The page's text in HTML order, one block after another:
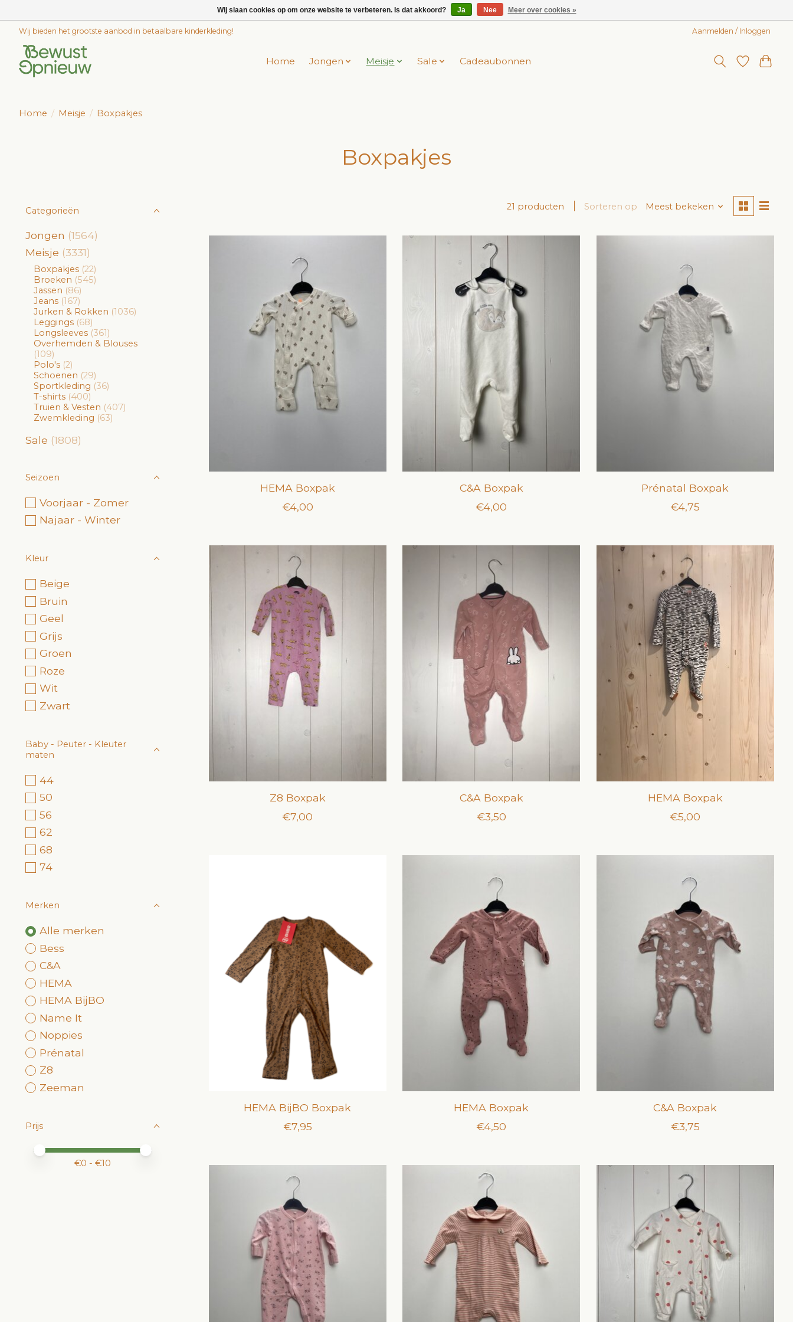
Wij bieden het grootste aanbod in betaalbare kinderkleding! Aanmelden / Inloggen
Home Jongen Meisje Sale Cadeaubonnen
Home / Meisje / Boxpakjes
Boxpakjes
Categorieën
Jongen (1564)
Meisje (3331)
Boxpakjes (22)
Broeken (545)
Jassen (86)
Jeans (167)
Jurken & Rokken (1036)
Leggings (68)
Longsleeves (361)
Overhemden & Blouses
(109)
Polo's (2)
Schoenen (29)
Sportkleding (36)
T-shirts (400)
Truien & Vesten (407)
Zwemkleding (63)
Sale (1808)
Seizoen
Voorjaar - Zomer
Najaar - Winter
Kleur
Beige
Bruin
Geel
Grijs
Groen
Roze
Wit
Zwart
Baby - Peuter - Kleuter
maten
44
50
56
62
68
74
Merken
Alle merken
Bess
C&A
HEMA
HEMA BijBO
Name It
Noppies
Prénatal
Z8
Zeeman
Prijs
Minimale prijswaarde
Price maximum value
€0 - €10
21 producten Sorteren op Meest bekeken
HEMA Boxpak
€4,00
C&A Boxpak
€4,00
Prénatal Boxpak
€4,75
Z8 Boxpak
€7,00
C&A Boxpak
€3,50
HEMA Boxpak
€5,00
HEMA BijBO Boxpak
€7,95
HEMA Boxpak
€4,50
C&A Boxpak
€3,75
Wij slaan cookies op om onze website te verbeteren. Is dat akkoord? Ja Nee Meer over cookies »